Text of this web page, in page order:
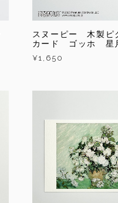
スヌーピー 木製ピ
カード ゴッホ 星
¥1,650